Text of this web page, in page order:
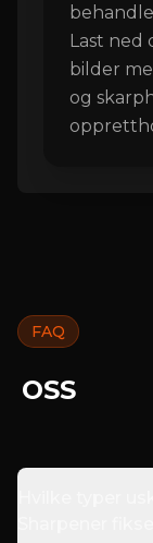
Last ned
bilder
og
FAQ
OSS